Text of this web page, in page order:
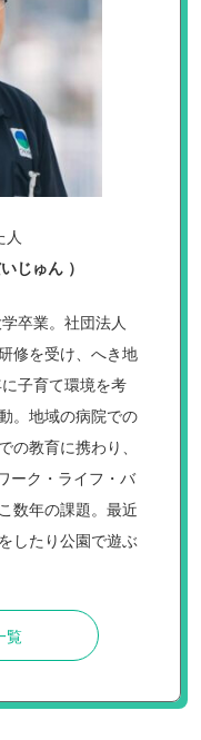
人
じゅん ）
卒業。社団法人
修を受け、へき地
子育て環境を考
。地域の病院での
教育に携わり、
ーク・ライフ・バ
数年の課題。最近
したり公園で遊ぶ
覧